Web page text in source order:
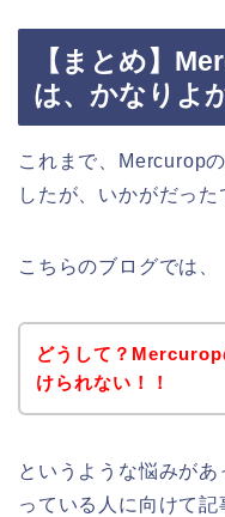
【まとめ】
は、かなりよ
これまで、Mercurop
したが、いかがだった
こちらのブログでは、
どうして？
けられない！！
というような悩みが
っている人に向けて記